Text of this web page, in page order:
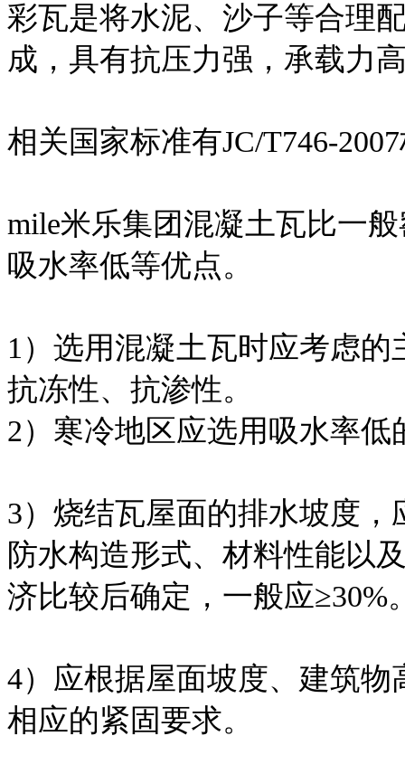
彩瓦是将水泥、沙子等合理
成，具有抗压力强，承载力
相关国家标准有JC/T746-
mile米乐集团混凝土瓦比一
吸水率低等优点。
1）选用混凝土瓦时应考虑
抗冻性、抗渗性。
2）寒冷地区应选用吸水率低
3）烧结瓦屋面的排水坡度
防水构造形式、材料性能以
济比较后确定，一般应≥30%
4）应根据屋面坡度、建筑
相应的紧固要求。